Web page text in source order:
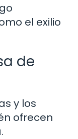
el exilio
de
y los
ofrecen